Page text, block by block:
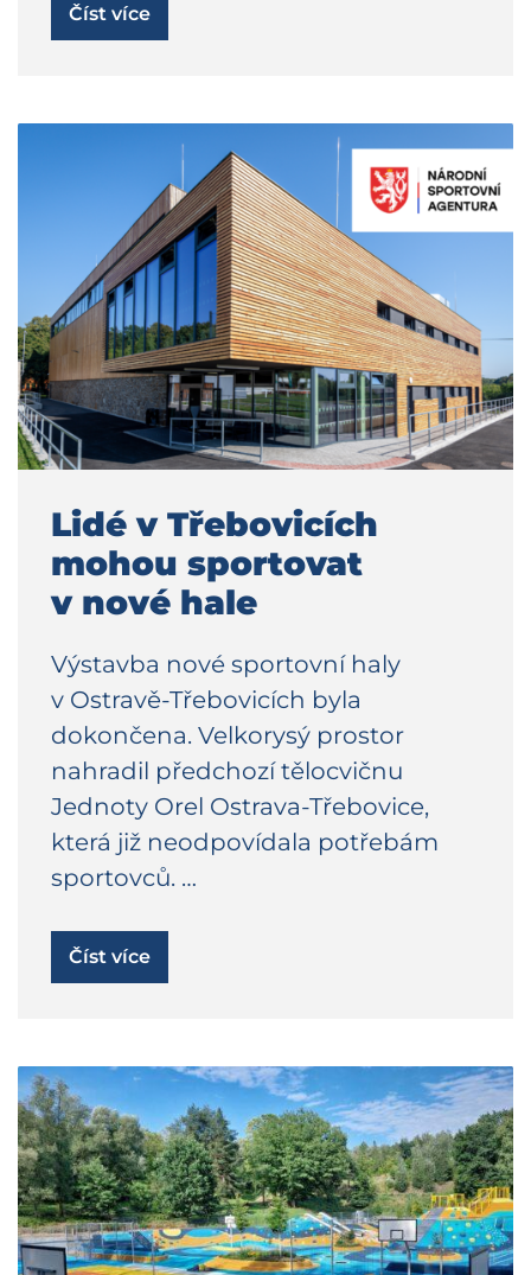
Číst více
Lidé v Třebovicích
mohou sportovat
v nové hale
Výstavba nové sportovní haly
v Ostravě-Třebovicích byla
dokončena. Velkorysý prostor
nahradil předchozí tělocvičnu
Jednoty Orel Ostrava-Třebovice,
která již neodpovídala potřebám
sportovců. …
Číst více